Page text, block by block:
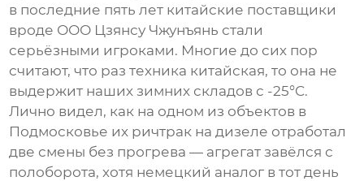
в последние пять лет китайские поставщики
вроде ООО Цзянсу Чжунъянь стали
серьёзными игроками. Многие до сих пор
считают, что раз техника китайская, то она не
выдержит наших зимних складов с -25°C.
Лично видел, как на одном из объектов в
Подмосковье их ричтрак на дизеле отработал
две смены без прогрева — агрегат завёлся с
полоборота, хотя немецкий аналог в тот день